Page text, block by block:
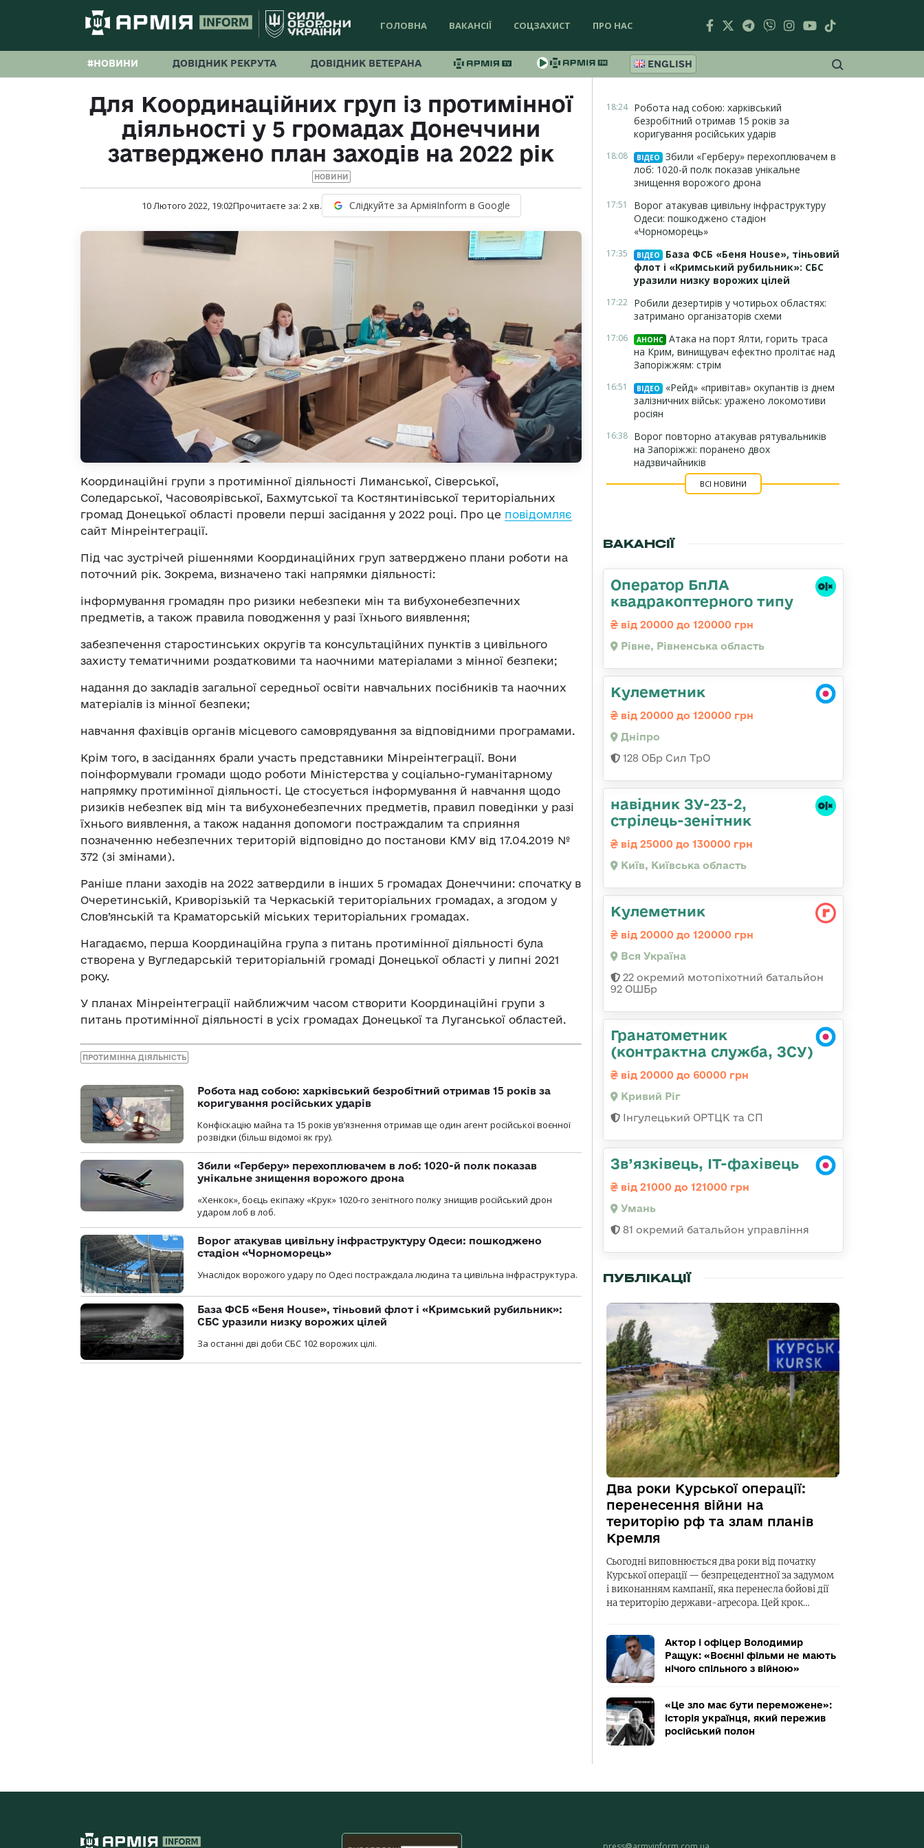
ГОЛОВНА ВАКАНСІЇ СОЦЗАХИСТ ПРО НАС
#НОВИНИ ДОВІДНИК РЕКРУТА ДОВІДНИК ВЕТЕРАНА ENGLISH
Для Координаційних груп із протимінної
діяльності у 5 громадах Донеччини
затверджено план заходів на 2022 рік
НОВИНИ
10 Лютого 2022, 19:02Прочитаєте за: 2хв. Слідкуйте за АрміяInform в Google
Координаційні групи з протимінної діяльності Лиманської, Сіверської,
Соледарської, Часовоярівської, Бахмутської та Костянтинівської територіальних
громад Донецької області провели перші засідання у 2022 році. Про це повідомляє
сайт Мінреінтеграції.
Під час зустрічей рішеннями Координаційних груп затверджено плани роботи на
поточний рік. Зокрема, визначено такі напрямки діяльності:
інформування громадян про ризики небезпеки мін та вибухонебезпечних
предметів, а також правила поводження у разі їхнього виявлення;
забезпечення старостинських округів та консультаційних пунктів з цивільного
захисту тематичними роздатковими та наочними матеріалами з мінної безпеки;
надання до закладів загальної середньої освіти навчальних посібників та наочних
матеріалів із мінної безпеки;
навчання фахівців органів місцевого самоврядування за відповідними програмами.
Крім того, в засіданнях брали участь представники Мінреінтеграції. Вони
поінформували громади щодо роботи Міністерства у соціально-гуманітарному
напрямку протимінної діяльності. Це стосується інформування й навчання щодо
ризиків небезпек від мін та вибухонебезпечних предметів, правил поведінки у разі
їхнього виявлення, а також надання допомоги постраждалим та сприяння
позначенню небезпечних територій відповідно до постанови КМУ від 17.04.2019 №
372 (зі змінами).
Раніше плани заходів на 2022 затвердили в інших 5 громадах Донеччини: спочатку в
Очеретинській, Криворізькій та Черкаській територіальних громадах, а згодом у
Слов’янській та Краматорській міських територіальних громадах.
Нагадаємо, перша Координаційна група з питань протимінної діяльності була
створена у Вугледарській територіальній громаді Донецької області у липні 2021
року.
У планах Мінреінтеграції найближчим часом створити Координаційні групи з
питань протимінної діяльності в усіх громадах Донецької та Луганської областей.
ПРОТИМІННА ДІЯЛЬНІСТЬ
Робота над собою: харківський безробітний отримав 15 років за
коригування російських ударів
Конфіскацію майна та 15 років увʼязнення отримав ще один агент російської воєнної
розвідки (більш відомої як гру).
Збили «Герберу» перехоплювачем в лоб: 1020-й полк показав
унікальне знищення ворожого дрона
«Хенкок», боєць екіпажу «Крук» 1020-го зенітного полку знищив російський дрон
ударом лоб в лоб.
Ворог атакував цивільну інфраструктуру Одеси: пошкоджено
стадіон «Чорноморець»
Унаслідок ворожого удару по Одесі постраждала людина та цивільна інфраструктура.
База ФСБ «Беня House», тіньовий флот і «Кримський рубильник»:
СБС уразили низку ворожих цілей
За останні дві доби СБС 102 ворожих цілі.
18:24 Робота над собою: харківський
безробітний отримав 15 років за
коригування російських ударів
18:08 ВІДЕО
Збили «Герберу» перехоплювачем в
лоб: 1020-й полк показав унікальне
знищення ворожого дрона
17:51
Ворог атакував цивільну інфраструктуру
Одеси: пошкоджено стадіон
«Чорноморець»
17:35 ВІДЕО
База ФСБ «Беня House», тіньовий
флот і «Кримський рубильник»: СБС
уразили низку ворожих цілей
17:22 Робили дезертирів у чотирьох областях:
затримано організаторів схеми
17:06 АНОНС Атака на порт Ялти, горить траса
на Крим, винищувач ефектно пролітає над
Запоріжжям: стрім
16:51 ВІДЕО
«Рейд» «привітав» окупантів із днем
залізничних військ: уражено локомотиви
росіян
16:38 Ворог повторно атакував рятувальників
на Запоріжжі: поранено двох
надзвичайників
ВСІ НОВИНИ
ВАКАНСІЇ
Оператор БпЛА
квадракоптерного типу
від 20000 до 120000 грн
Рівне, Рівненська область
Кулеметник
від 20000 до 120000 грн
Дніпро
128 ОБр Сил ТрО
навідник ЗУ-23-2,
стрілець-зенітник
від 25000 до 130000 грн
Київ, Київська область
Кулеметник
від 20000 до 120000 грн
Вся Україна
22 окремий мотопіхотний батальйон
92 ОШБр
Гранатометник
(контрактна служба, ЗСУ)
від 20000 до 60000 грн
Кривий Ріг
Інгулецький ОРТЦК та СП
Зв’язківець, ІТ-фахівець
від 21000 до 121000 грн
Умань
81 окремий батальйон управління
ПУБЛІКАЦІЇ
Два роки Курської операції:
перенесення війни на
територію рф та злам планів
Кремля
Сьогодні виповнюється два роки від початку
Курської операції — безпрецедентної за задумом
і виконанням кампанії, яка перенесла бойові дії
на територію держави-агресора. Цей крок…
Актор і офіцер Володимир
Ращук: «Воєнні фільми не мають
нічого спільного з війною»
«Це зло має бути переможене»:
історія українця, який пережив
російський полон